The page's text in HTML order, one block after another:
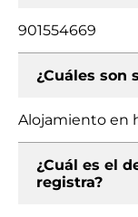
901554669
¿Cuáles son
Alojamiento en
¿Cuál es el
registra?